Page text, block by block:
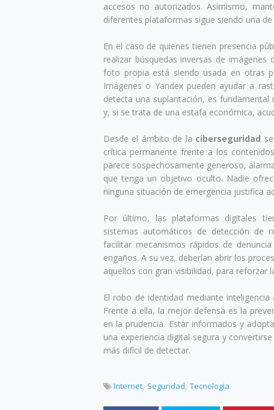
accesos no autorizados. Asimismo,
diferentes plataformas sigue siendo una
En el caso de quienes tienen presencia
realizar búsquedas inversas de
foto propia está siendo usada en otras
Imágenes o Yandex pueden ayudar a
detecta una suplantación, es
y, si se trata de una estafa económica,
Desde el ámbito de la ciberseguridad
crítica permanente frente a los
parece sospechosamente generoso,
que tenga un objetivo oculto. Nadie
ninguna situación de emergencia justifica
Por último, las plataformas digitales
sistemas automáticos de detección de
facilitar mecanismos rápidos de
engaños. A su vez, deberían abrir los
aquellos con gran visibilidad, para reforzar
El robo de identidad mediante
Frente a ella, la mejor defensa es la
en la prudencia. Estar informados y
una experiencia digital segura y
más difícil de detectar.
Internet Seguridad Tecnologia